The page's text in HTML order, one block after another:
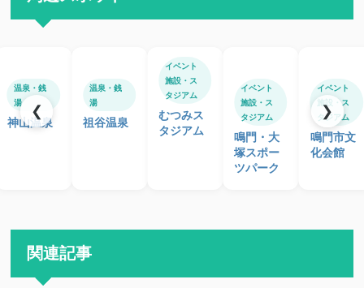
温泉・銭
湯
神山温泉
温泉・銭
湯
祖谷温泉
イベント
施設・ス
タジアム
むつみス
タジアム
イベント
施設・ス
タジアム
鳴門・大
塚スポー
ツパーク
イベント
施設・ス
タジアム
鳴門市文
化会館
❮ ❯
関連記事